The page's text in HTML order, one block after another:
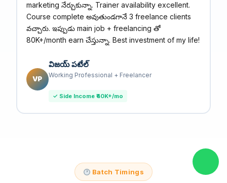
marketing నేర్చుకున్నా. Trainer availability excellent.
Course complete అవుతుండగానే 3 freelance clients
వచ్చారు. ఇప్పుడు main job + freelancing తో
₹80K+/month earn చేస్తున్నా. Best investment of my life!
VP
విజయ్ పటేల్
Working Professional + Freelancer
✓ Side Income ₹40K+/mo
Batch Timings